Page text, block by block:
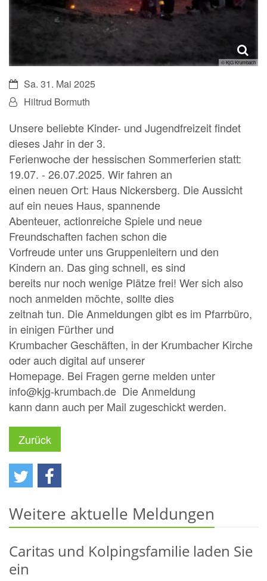
© KjG Krumbach
Datum:Sa. 31. Mai 2025
Von:Hiltrud Bormuth
Unsere beliebte Kinder- und Jugendfreizeit findet
dieses Jahr in der 3.
Ferienwoche der hessischen Sommerferien statt:
19.07. - 26.07.2025. Wir fahren an
einen neuen Ort: Haus Nickersberg. Die Aussicht
auf ein neues Haus, spannende
Abenteuer, actionreiche Spiele und neue
Freundschaften fachen schon die
Vorfreude unter uns Gruppenleitern und den
Kindern an. Das ging schnell, es sind
bereits nur noch wenige Plätze frei! Wer sich also
noch anmelden möchte, sollte dies
zeitnah tun. Die Anmeldungen gibt es im Pfarrbüro,
in einigen Fürther und
Krumbacher Geschäften, in der Krumbacher Kirche
oder auch digital auf unserer
Homepage. Bei Fragen gerne melden unter
info@kjg-krumbach.de Die Anmeldung
kann dann auch per Mail zugeschickt werden.
Zurück
Weitere aktuelle Meldungen
Caritas und Kolpingsfamilie laden Sie
ein